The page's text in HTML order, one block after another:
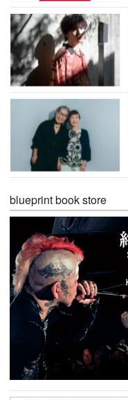
blueprint book store